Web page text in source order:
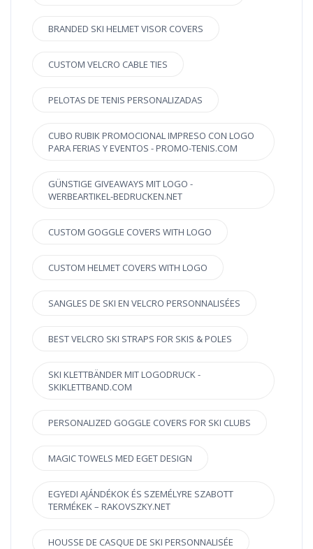
BRANDED SKI HELMET VISOR COVERS
CUSTOM VELCRO CABLE TIES
PELOTAS DE TENIS PERSONALIZADAS
CUBO RUBIK PROMOCIONAL IMPRESO CON LOGO
PARA FERIAS Y EVENTOS - PROMO-TENIS.COM
GÜNSTIGE GIVEAWAYS MIT LOGO -
WERBEARTIKEL-BEDRUCKEN.NET
CUSTOM GOGGLE COVERS WITH LOGO
CUSTOM HELMET COVERS WITH LOGO
SANGLES DE SKI EN VELCRO PERSONNALISÉES
BEST VELCRO SKI STRAPS FOR SKIS & POLES
SKI KLETTBÄNDER MIT LOGODRUCK -
SKIKLETTBAND.COM
PERSONALIZED GOGGLE COVERS FOR SKI CLUBS
MAGIC TOWELS MED EGET DESIGN
EGYEDI AJÁNDÉKOK ÉS SZEMÉLYRE SZABOTT
TERMÉKEK – RAKOVSZKY.NET
HOUSSE DE CASQUE DE SKI PERSONNALISÉE